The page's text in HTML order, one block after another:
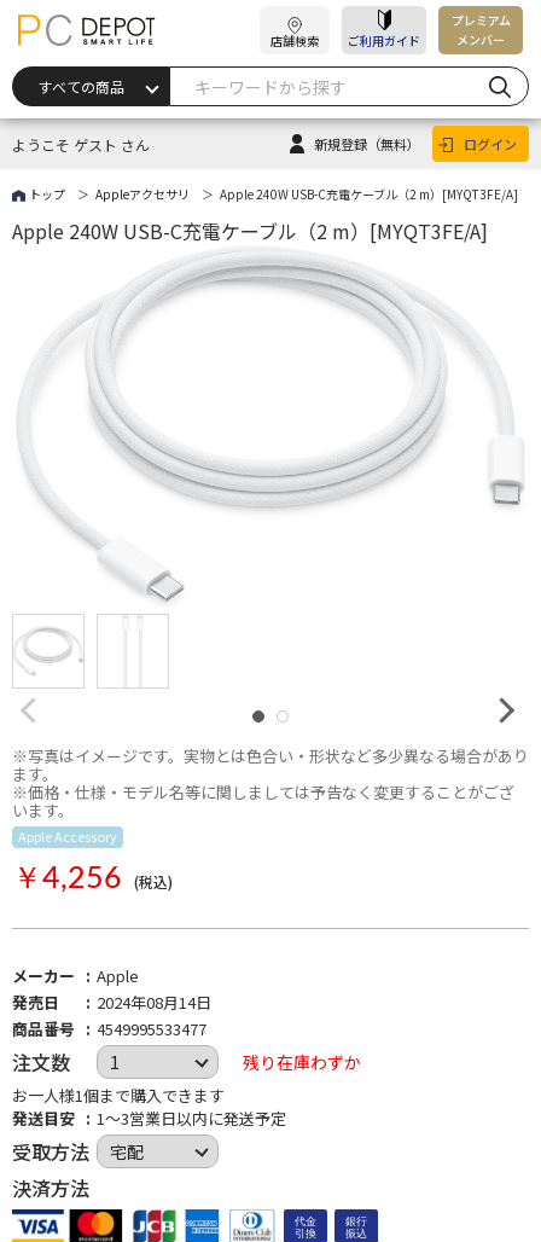
店舗検索 ご利用ガイド
プレミアム
メンバー
ようこそ ゲスト さん 新規登録 （無料） ログイン
トップ Appleアクセサリ Apple 240W USB-C充電ケーブル（2 m）[MYQT3FE/A]
※写真はイメージです。実物とは色合い・形状など多少異なる場合があり
ます。
※価格・仕様・モデル名等に関しましては予告なく変更することがござ
います。
Apple 240W USB-C充電ケーブル（2 m）[MYQT3FE/A]
Apple Accessory
￥4,256 (税込)
メーカー
Apple
発売日
2024年08月14日
商品番号
4549995533477
注文数 残り在庫わずか
お一人様1個まで購入できます
発送目安
1～3営業日以内に発送予定
受取方法
決済方法